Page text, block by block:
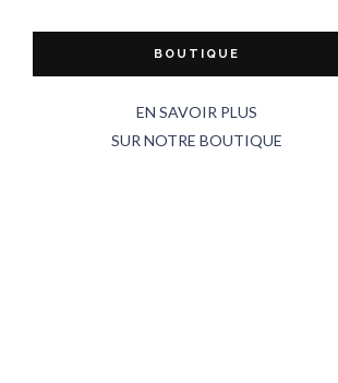
BOUTIQUE
EN SAVOIR PLUS
SUR NOTRE BOUTIQUE